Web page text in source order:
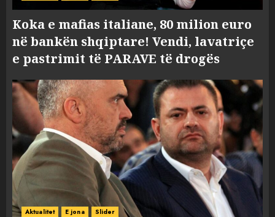
Koka e mafias italiane, 80 milion euro
në bankën shqiptare! Vendi, lavatriçe
e pastrimit të PARAVE të drogës
Aktualitet E jona Slider